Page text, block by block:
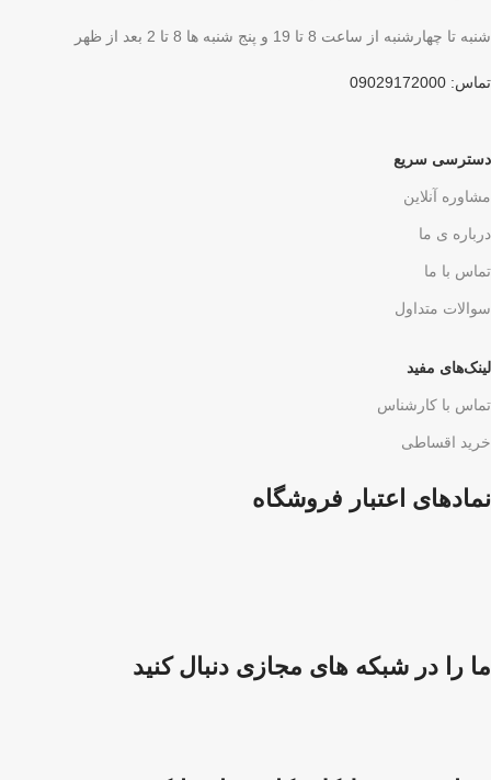
شنبه تا چهارشنبه از ساعت 8 تا 19 و پنج شنبه ها 8 تا 2 بعد از ظهر
تماس: 09029172000
دسترسی سریع
مشاوره آنلاین
درباره ی ما
تماس با ما
سوالات متداول
لینک‌های مفید
تماس با کارشناس
خرید اقساطی
نمادهای اعتبار فروشگاه
ما را در شبکه های مجازی دنبال کنید